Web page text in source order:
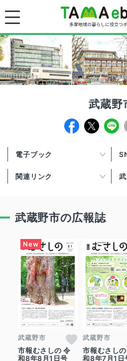
武蔵野
電子ブック
関連リンク
武蔵野市の広報誌
武蔵野市
市報むさしの 令
和8年8月1日号
武蔵野市
市報むさし
和8年7月1日